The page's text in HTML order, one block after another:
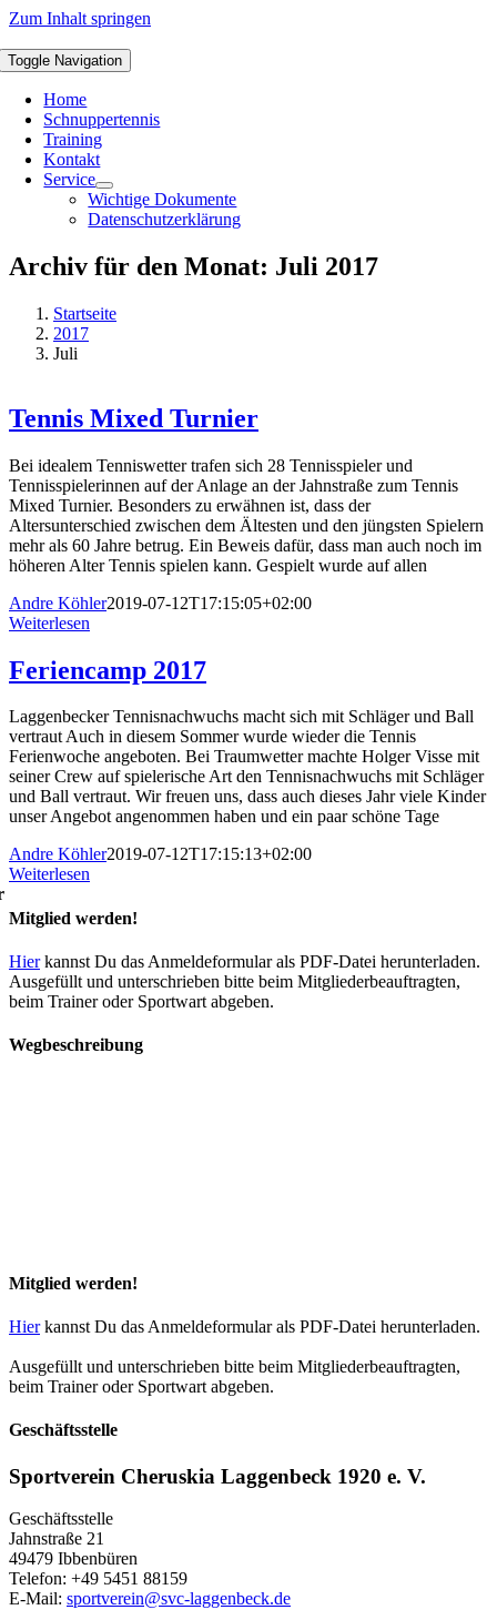
Zum Inhalt springen
Toggle Navigation
Home
Schnuppertennis
Training
Kontakt
Service
Wichtige Dokumente
Datenschutzerklärung
Archiv für den Monat: Juli 2017
Startseite
2017
Juli
Tennis Mixed Turnier
Bei idealem Tenniswetter trafen sich 28 Tennisspieler und
Tennisspielerinnen auf der Anlage an der Jahnstraße zum Tennis
Mixed Turnier. Besonders zu erwähnen ist, dass der
Altersunterschied zwischen dem Ältesten und den jüngsten Spielern
mehr als 60 Jahre betrug. Ein Beweis dafür, dass man auch noch im
höheren Alter Tennis spielen kann. Gespielt wurde auf allen
Andre Köhler2019-07-12T17:15:05+02:00
Weiterlesen
Feriencamp 2017
Laggenbecker Tennisnachwuchs macht sich mit Schläger und Ball
vertraut Auch in diesem Sommer wurde wieder die Tennis
Ferienwoche angeboten. Bei Traumwetter machte Holger Visse mit
seiner Crew auf spielerische Art den Tennisnachwuchs mit Schläger
und Ball vertraut. Wir freuen uns, dass auch dieses Jahr viele Kinder
unser Angebot angenommen haben und ein paar schöne Tage
Andre Köhler2019-07-12T17:15:13+02:00
Weiterlesen
Mitglied werden!
Hierkannst Du das Anmeldeformular als PDF-Datei herunterladen.
Ausgefüllt und unterschrieben bitte beim Mitgliederbeauftragten,
beim Trainer oder Sportwart abgeben.
Wegbeschreibung
Mitglied werden!
Hierkannst Du das Anmeldeformular als PDF-Datei herunterladen.
Ausgefüllt und unterschrieben bitte beim Mitgliederbeauftragten,
beim Trainer oder Sportwart abgeben.
Geschäftsstelle
Sportverein Cheruskia Laggenbeck 1920 e. V.
Geschäftsstelle
Jahnstraße 21
49479 Ibbenbüren
Telefon: +49 5451 88159
E-Mail: sportverein@svc-laggenbeck.de